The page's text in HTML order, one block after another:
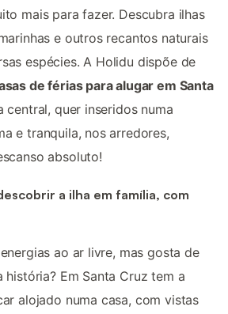
mais para fazer. Descubra ilhas
e outros recantos naturais
espécies. A Holidu dispõe de
de férias para alugar em Santa
central, quer inseridos numa
e tranquila, nos arredores,
absoluto!
a ilha em família, com
ao ar livre, mas gosta de
Em Santa Cruz tem a
alojado numa casa, com vistas